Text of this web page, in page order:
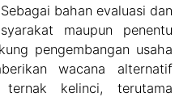
bahan evaluasi dan
maupun penentu
pengembangan usaha
wacana alternatif
ternak kelinci, terutama